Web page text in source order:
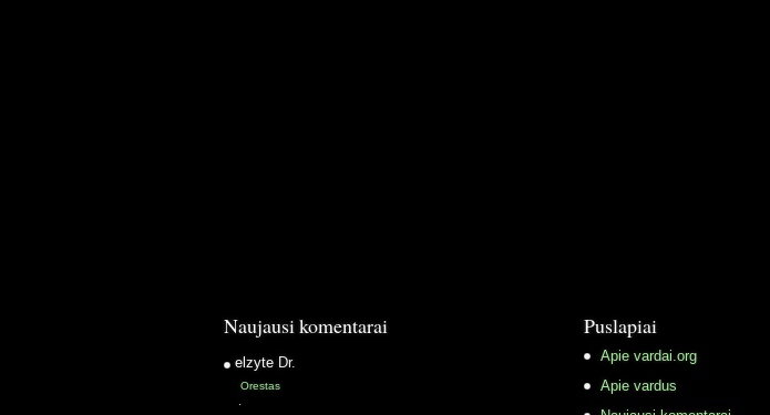
Naujausi komentarai
elzyte Dr.
Orestas
·
Puslapiai
Apie vardai.org
Apie vardus